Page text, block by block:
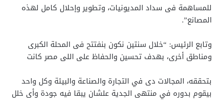
للمساهمة فى سداد المديونيات، وتطوير وإحلال كامل لهذه
المصانع”.
وتابع الرئيس: “خلال سنتين نكون بنفتتح فى المحلة الكبرى
ومناطق أخرى، بهدف تحسين والحفاظ على اللى مصر كانت
بتحققه، المجالات دى في التجارة والصناعة والبيئة وكل واحد
بيقوم بدوره في منتهى الجدية علشان يبقا فيه جودة وأى خلل